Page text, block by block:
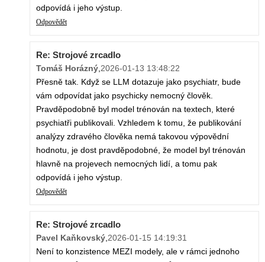
odpovídá i jeho výstup.
Odpovědět
Re: Strojové zrcadlo
Tomáš Horázný 2026-01-13 13:48:22
Přesně tak. Když se LLM dotazuje jako psychiatr, bude
vám odpovídat jako psychicky nemocný člověk.
Pravděpodobně byl model trénován na textech, které
psychiatři publikovali. Vzhledem k tomu, že publikování
analýzy zdravého člověka nemá takovou výpovědní
hodnotu, je dost pravděpodobné, že model byl trénován
hlavně na projevech nemocných lidí, a tomu pak
odpovídá i jeho výstup.
Odpovědět
Re: Strojové zrcadlo
Pavel Kaňkovský 2026-01-15 14:19:31
Není to konzistence MEZI modely, ale v rámci jednoho